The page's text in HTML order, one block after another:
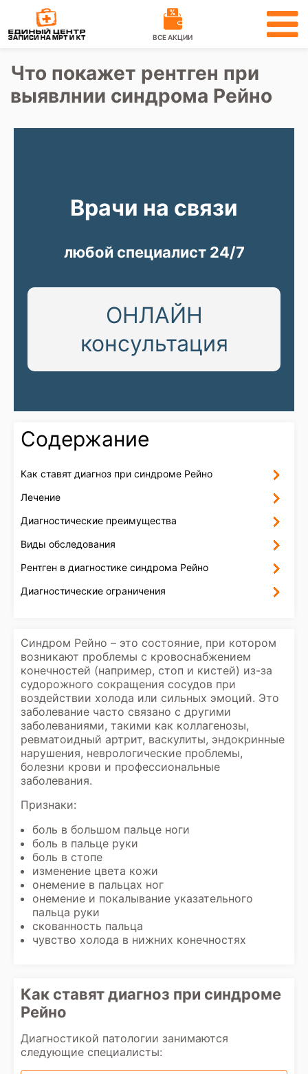
ВСЕ АКЦИИ
Что покажет рентген при
выявлнии синдрома Рейно
ОНЛАЙН
консультация
любой специалист 24/7
Врачи на связи
Содержание
Как ставят диагноз при синдроме Рейно
Лечение
Диагностические преимущества
Виды обследования
Рентген в диагностике синдрома Рейно
Диагностические ограничения
Синдром Рейно – это состояние, при котором
возникают проблемы с кровоснабжением
конечностей (например, стоп и кистей) из-за
судорожного сокращения сосудов при
воздействии холода или сильных эмоций. Это
заболевание часто связано с другими
заболеваниями, такими как коллагенозы,
ревматоидный артрит, васкулиты, эндокринные
нарушения, неврологические проблемы,
болезни крови и профессиональные
заболевания.
Признаки:
боль в большом пальце ноги
боль в пальце руки
боль в стопе
изменение цвета кожи
онемение в пальцах ног
онемение и покалывание указательного
пальца руки
скованность пальца
чувство холода в нижних конечностях
Как ставят диагноз при синдроме
Рейно
Диагностикой патологии занимаются
следующие специалисты: